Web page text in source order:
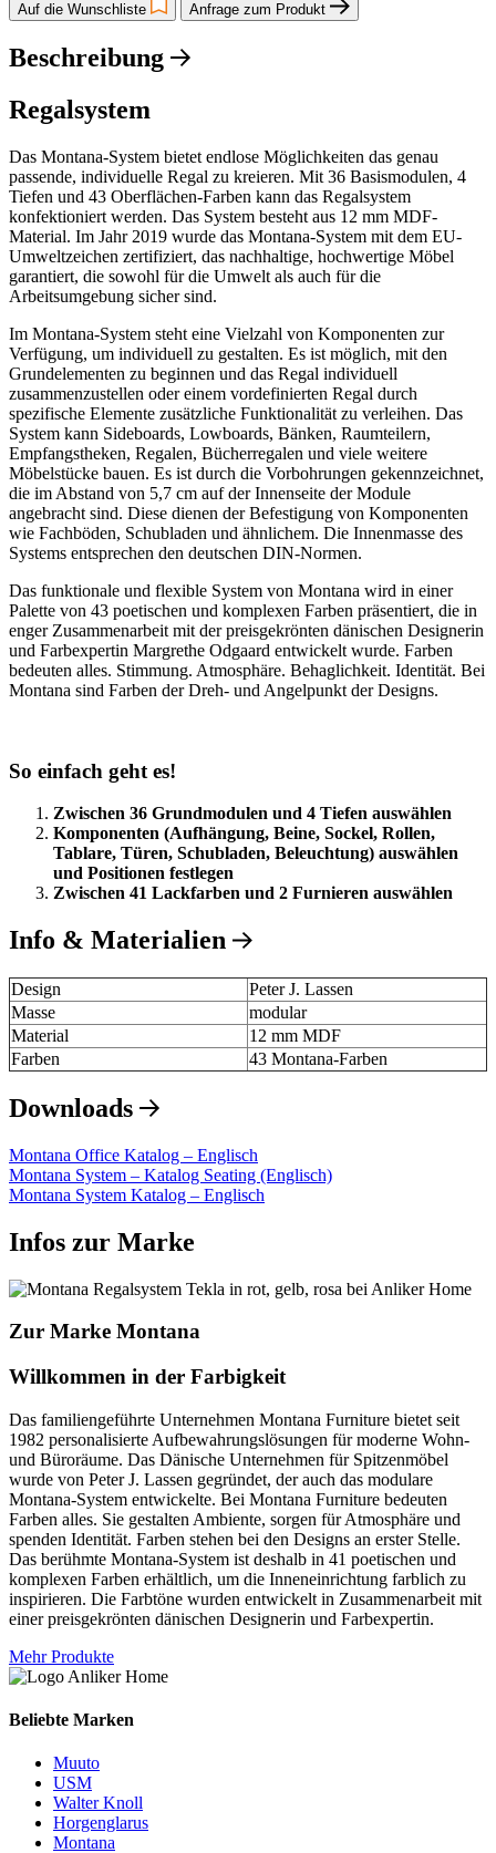
Auf die Wunschliste Anfrage zum Produkt
Beschreibung
Regalsystem
Das Montana-System bietet endlose Möglichkeiten das genau
passende, individuelle Regal zu kreieren. Mit 36 Basismodulen, 4
Tiefen und 43 Oberflächen-Farben kann das Regalsystem
konfektioniert werden. Das System besteht aus 12 mm MDF-
Material. Im Jahr 2019 wurde das Montana-System mit dem EU-
Umweltzeichen zertifiziert, das nachhaltige, hochwertige Möbel
garantiert, die sowohl für die Umwelt als auch für die
Arbeitsumgebung sicher sind.
Im Montana-System steht eine Vielzahl von Komponenten zur
Verfügung, um individuell zu gestalten. Es ist möglich, mit den
Grundelementen zu beginnen und das Regal individuell
zusammenzustellen oder einem vordefinierten Regal durch
spezifische Elemente zusätzliche Funktionalität zu verleihen. Das
System kann Sideboards, Lowboards, Bänken, Raumteilern,
Empfangstheken, Regalen, Bücherregalen und viele weitere
Möbelstücke bauen. Es ist durch die Vorbohrungen gekennzeichnet,
die im Abstand von 5,7 cm auf der Innenseite der Module
angebracht sind. Diese dienen der Befestigung von Komponenten
wie Fachböden, Schubladen und ähnlichem. Die Innenmasse des
Systems entsprechen den deutschen DIN-Normen.
Das funktionale und flexible System von Montana wird in einer
Palette von 43 poetischen und komplexen Farben präsentiert, die in
enger Zusammenarbeit mit der preisgekrönten dänischen Designerin
und Farbexpertin Margrethe Odgaard entwickelt wurde. Farben
bedeuten alles. Stimmung. Atmosphäre. Behaglichkeit. Identität. Bei
Montana sind Farben der Dreh- und Angelpunkt der Designs.
So einfach geht es!
Zwischen 36 Grundmodulen und 4 Tiefen auswählen
Komponenten (Aufhängung, Beine, Sockel, Rollen,
Tablare, Türen, Schubladen, Beleuchtung) auswählen
und Positionen festlegen
Zwischen 41 Lackfarben und 2 Furnieren auswählen
Info & Materialien
Design
Peter J. Lassen
Masse
modular
Material
12 mm MDF
Farben
43 Montana-Farben
Downloads
Montana Office Katalog – Englisch
Montana System – Katalog Seating (Englisch)
Montana System Katalog – Englisch
Infos zur Marke
Zur Marke Montana
Willkommen in der Farbigkeit
Das familiengeführte Unternehmen Montana Furniture bietet seit
1982 personalisierte Aufbewahrungslösungen für moderne Wohn-
und Büroräume. Das Dänische Unternehmen für Spitzenmöbel
wurde von Peter J. Lassen gegründet, der auch das modulare
Montana-System entwickelte. Bei Montana Furniture bedeuten
Farben alles. Sie gestalten Ambiente, sorgen für Atmosphäre und
spenden Identität. Farben stehen bei den Designs an erster Stelle.
Das berühmte Montana-System ist deshalb in 41 poetischen und
komplexen Farben erhältlich, um die Inneneinrichtung farblich zu
inspirieren. Die Farbtöne wurden entwickelt in Zusammenarbeit mit
einer preisgekrönten dänischen Designerin und Farbexpertin.
Mehr Produkte
Beliebte Marken
Muuto
USM
Walter Knoll
Horgenglarus
Montana